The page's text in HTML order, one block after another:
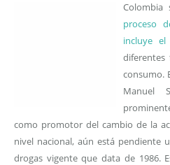
Colombia
proceso
incluye
diferentes
consumo.
Manuel
como promotor del cambio de la
nivel nacional, aún está pendiente
drogas vigente que data de 1986.